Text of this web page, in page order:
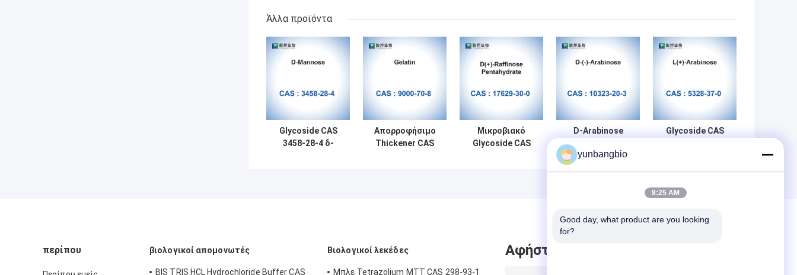
Άλλα προϊόντα
Glycoside CAS
3458-28-4 δ-
Απορροφήσιμο
Thickener CAS
Μικροβιακό
Glycoside CAS
D-Arabinose
10323-20-3 Beta-
D-(-)-Arabinose
Glycoside CAS
γλυκαντικές
περίπου βιολογικοί απομονωτές
BIS TRIS HCL Hydrochloride Buffer CAS
Βιολογικοί λεκέδες
Μπλε Tetrazolium MTT CAS 298-93-1
Αφήστε μήνυμα
yunbangbio
8:25 AM
Good day, what product are you looking
for?